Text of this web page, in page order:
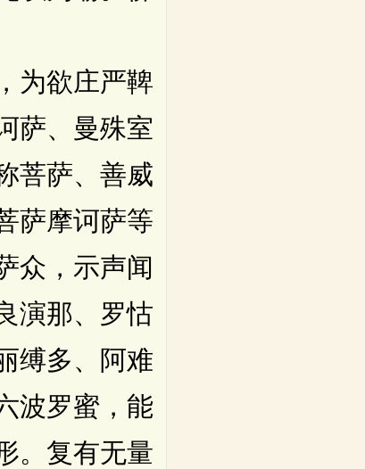
为欲庄严鞞
萨、曼殊室
菩萨、善威
萨摩诃萨等
众，示声闻
演那、罗怙
缚多、阿难
波罗蜜，能
。复有无量